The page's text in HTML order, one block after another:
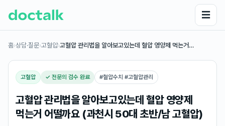
☰
홈›상담·질문›고혈압›고혈압 관리법을 알아보고있는데 혈압 영양제 먹는거…
고혈압 ✓ 전문의 검수 완료 #혈압수치 #고혈압관리
고혈압 관리법을 알아보고있는데 혈압 영양제
먹는거 어떨까요 (과천시 50대 초반/남 고혈압)